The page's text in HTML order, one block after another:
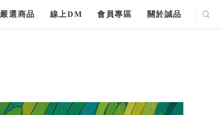
嚴選商品 線上DM 會員專區 關於誠品